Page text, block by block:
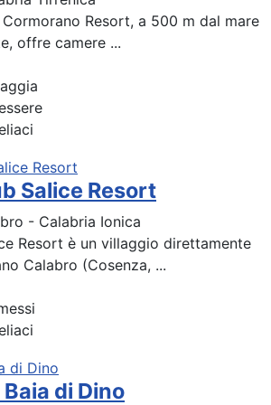
Resort, a 500 m dal mare
offre camere ...
Salice Resort
- Calabria Ionica
Resort è un villaggio direttamente
Calabro (Cosenza, ...
di Dino